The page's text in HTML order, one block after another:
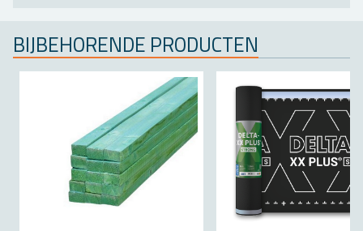
BIJ­BE­HO­REN­DE PRO­DUC­TEN